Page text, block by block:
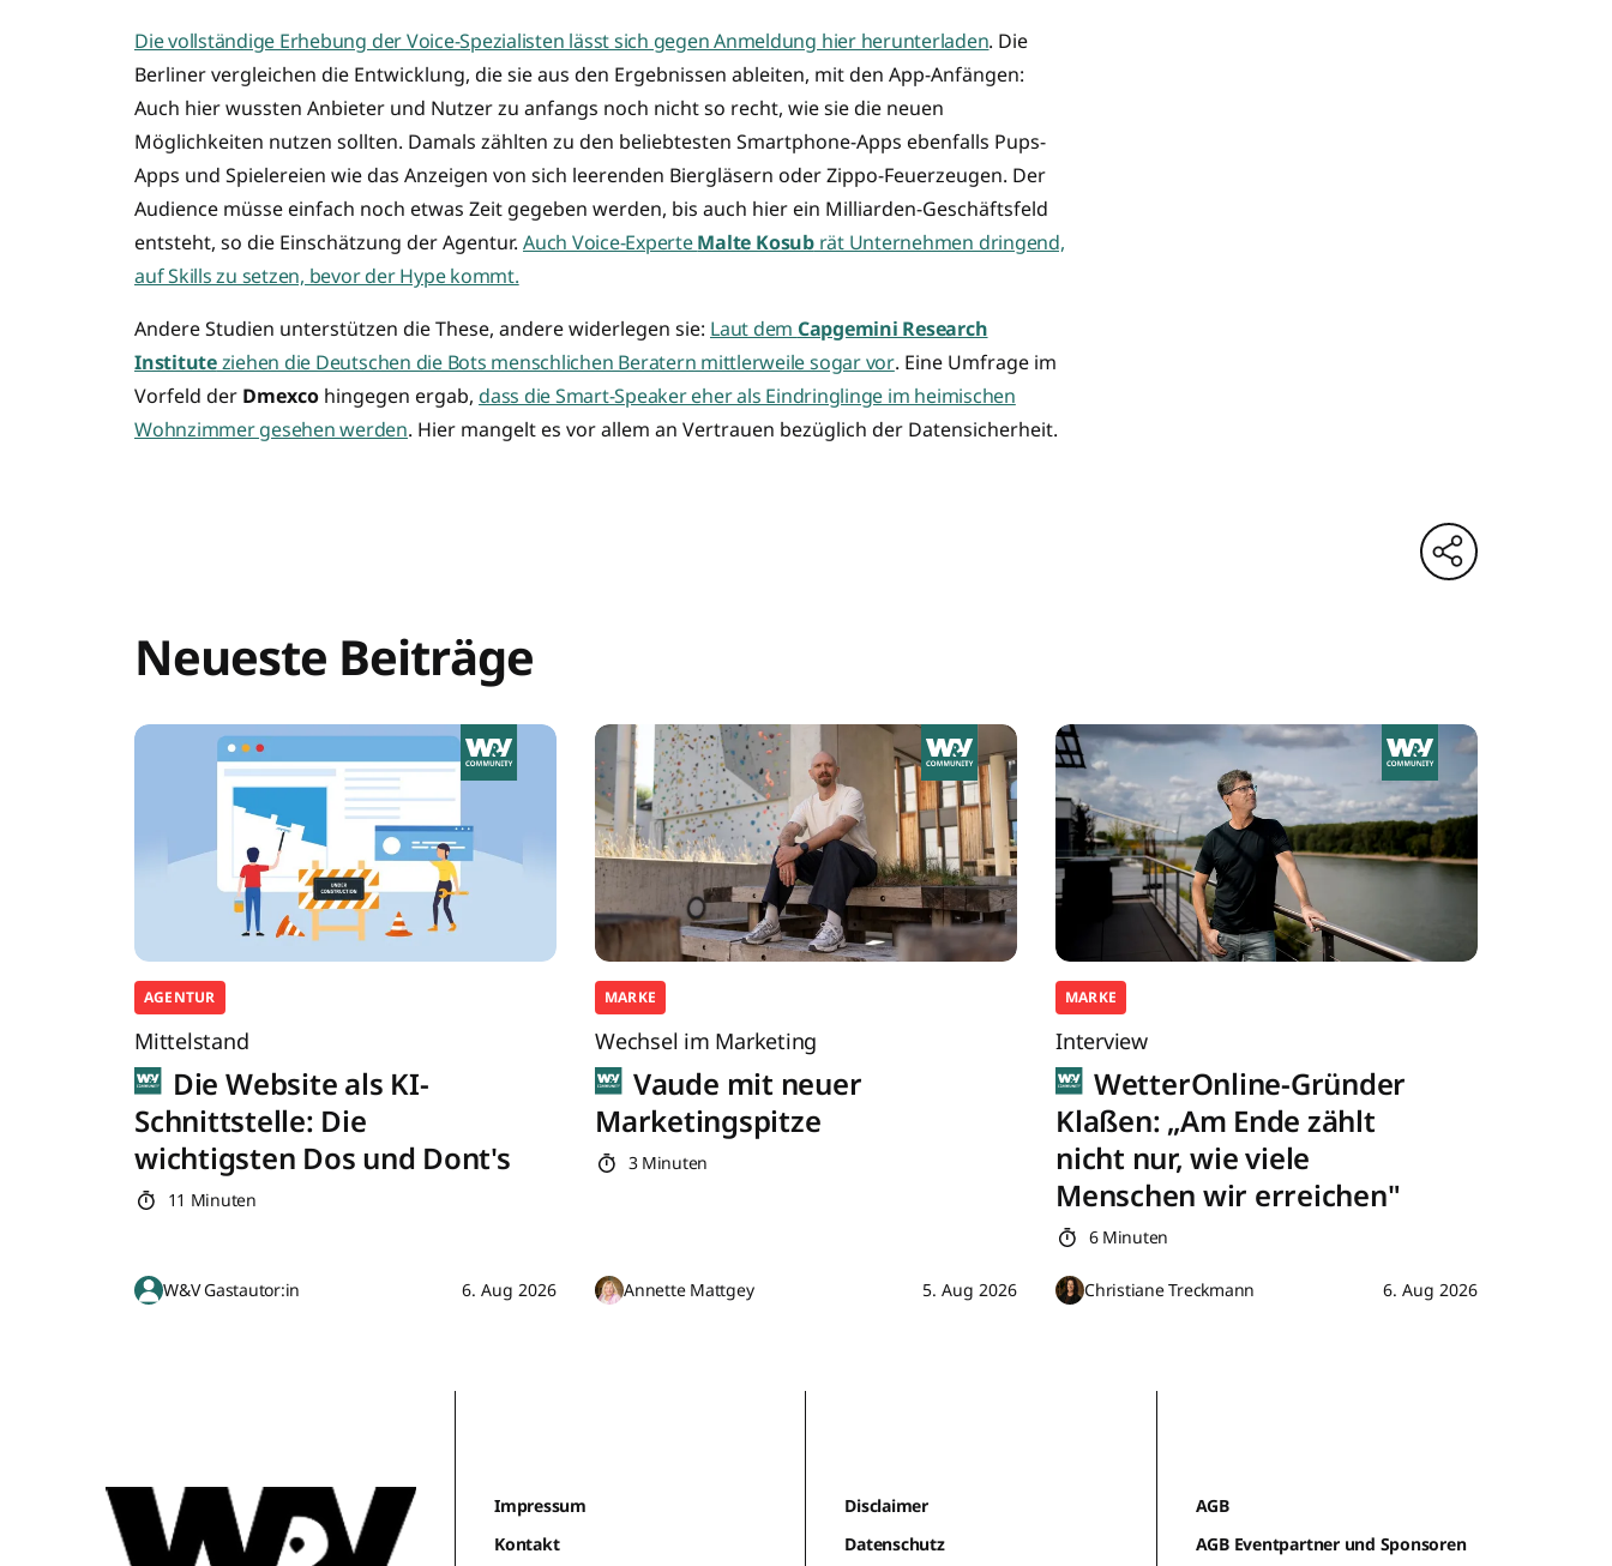
Die vollständige Erhebung der Voice-Spezialisten lässt sich gegen Anmeldung hier herunterladen. Die
Berliner vergleichen die Entwicklung, die sie aus den Ergebnissen ableiten, mit den App-Anfängen:
Auch hier wussten Anbieter und Nutzer zu anfangs noch nicht so recht, wie sie die neuen
Möglichkeiten nutzen sollten. Damals zählten zu den beliebtesten Smartphone-Apps ebenfalls Pups-
Apps und Spielereien wie das Anzeigen von sich leerenden Biergläsern oder Zippo-Feuerzeugen. Der
Audience müsse einfach noch etwas Zeit gegeben werden, bis auch hier ein Milliarden-Geschäftsfeld
entsteht, so die Einschätzung der Agentur. Auch Voice-ExperteMalte Kosubrät Unternehmen dringend,
auf Skills zu setzen, bevor der Hype kommt.
Andere Studien unterstützen die These, andere widerlegen sie: Laut dem Capgemini Research
Instituteziehen die Deutschen die Bots menschlichen Beratern mittlerweile sogar vor. Eine Umfrage im
Vorfeld der Dmexco hingegen ergab, dass die Smart-Speaker eher als Eindringlinge im heimischen
Wohnzimmer gesehen werden. Hier mangelt es vor allem an Vertrauen bezüglich der Datensicherheit.
Neueste Beiträge
AGENTUR
Mittelstand
Die Website als KI-
Schnittstelle: Die
wichtigsten Dos und Dont's
11 Minuten
W&V Gastautor:in 6. Aug 2026
MARKE
Wechsel im Marketing
Vaude mit neuer
Marketingspitze
3 Minuten
Annette Mattgey 5. Aug 2026
MARKE
Interview
WetterOnline-Gründer
Klaßen: „Am Ende zählt
nicht nur, wie viele
Menschen wir erreichen"
6 Minuten
Christiane Treckmann 6. Aug 2026
Impressum
Kontakt
Disclaimer
Datenschutz
AGB
AGB Eventpartner und Sponsoren